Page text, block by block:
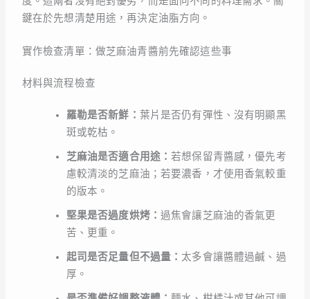
鍵在於先想清楚用途，再決定油脂方向。
實作檢查清單：做芝麻油青醬前先確認這些事
材料與流程檢查
羅勒是否新鮮： 葉片是否仍有彈性、沒有明顯黑
斑或乾枯。
芝麻油是否適合用途：若想保留青醬感，優先考
慮較清淡的芝麻油；若要濃香，才使用香氣較重
的版本。
堅果是否過度烘烤： 過焦會讓芝麻油的香氣更
苦、更重。
起司是否足量但不過量： 太多會讓醬體過鹹、過
厚。